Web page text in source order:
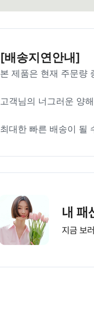
[배송지연안내]
본 제품은 현재 주문량
고객님의 너그러운 양
최대한 빠른 배송이 될